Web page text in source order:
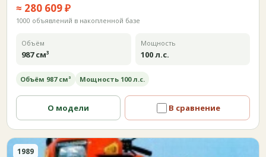
≈ 280 609 ₽
1000 объявлений в накопленной базе
Объём
987 см³
Мощность
100 л.с.
Объём 987 см³ Мощность 100 л.с.
О модели В сравнение
1989